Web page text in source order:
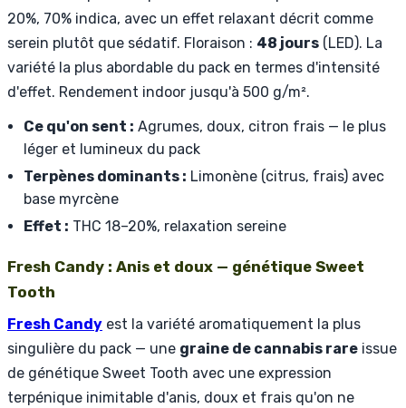
20%, 70% indica, avec un effet relaxant décrit comme
serein plutôt que sédatif. Floraison : 48 jours (LED). La
variété la plus abordable du pack en termes d'intensité
d'effet. Rendement indoor jusqu'à 500 g/m².
Ce qu'on sent : Agrumes, doux, citron frais — le plus
léger et lumineux du pack
Terpènes dominants : Limonène (citrus, frais) avec
base myrcène
Effet : THC 18–20%, relaxation sereine
Fresh Candy : Anis et doux — génétique Sweet
Tooth
Fresh Candy est la variété aromatiquement la plus
singulière du pack — une graine de cannabis rare issue
de génétique Sweet Tooth avec une expression
terpénique inimitable d'anis, doux et frais qu'on ne